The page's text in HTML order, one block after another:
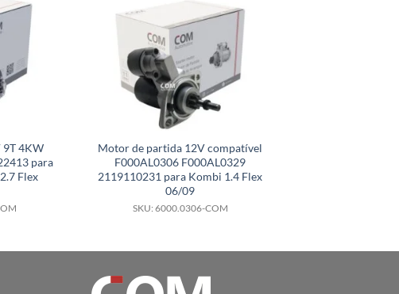
4KW
para
Flex
Motor de partida 12V compatível
F000AL0306 F000AL0329
2119110231 para Kombi 1.4 Flex
06/09
SKU: 6000.0306-COM